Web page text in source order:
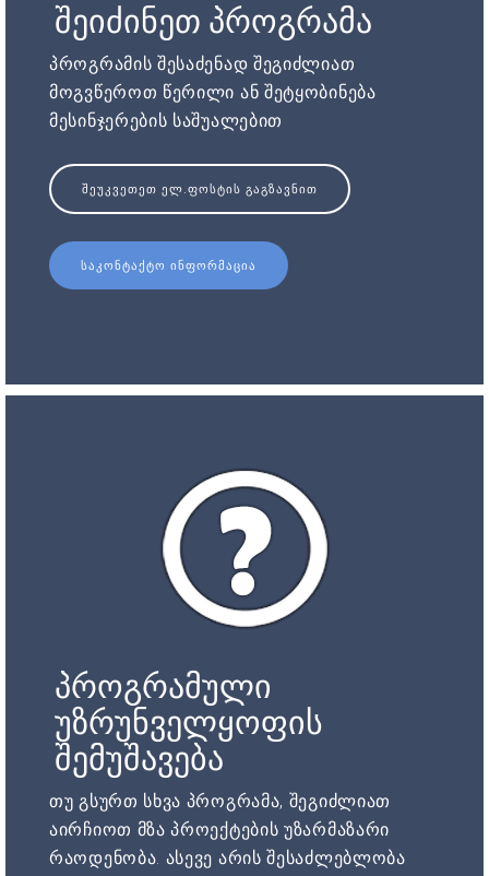
შეიძინეთ პროგრამა
პროგრამის შესაძენად შეგიძლიათ
მოგვწეროთ წერილი ან შეტყობინება
მესინჯერების საშუალებით
ᲨᲔᲣᲙᲕᲔᲗᲔᲗ ᲔᲚ.ᲤᲝᲡᲢᲘᲡ ᲒᲐᲒᲖᲐᲕᲜᲘᲗ
ᲡᲐᲙᲝᲜᲢᲐᲥᲢᲝ ᲘᲜᲤᲝᲠᲛᲐᲪᲘᲐ
პროგრამული
უზრუნველყოფის
შემუშავება
თუ გსურთ სხვა პროგრამა, შეგიძლიათ
აირჩიოთ მზა პროექტების უზარმაზარი
რაოდენობა. ასევე არის შესაძლებლობა